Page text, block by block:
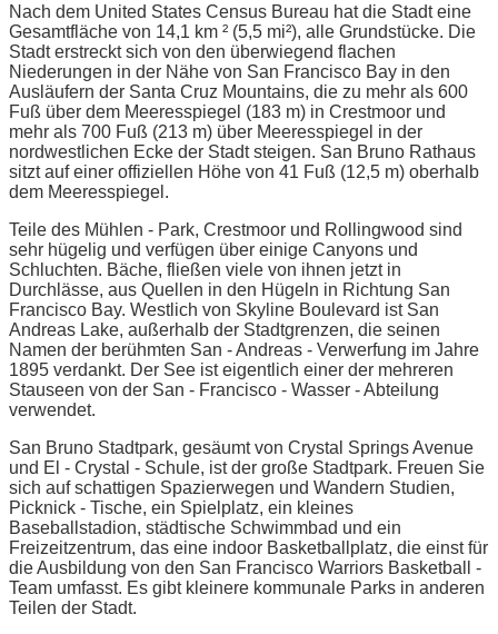
Nach dem United States Census Bureau hat die Stadt eine
Gesamtfläche von 14,1 km ² (5,5 mi²), alle Grundstücke. Die
Stadt erstreckt sich von den überwiegend flachen
Niederungen in der Nähe von San Francisco Bay in den
Ausläufern der Santa Cruz Mountains, die zu mehr als 600
Fuß über dem Meeresspiegel (183 m) in Crestmoor und
mehr als 700 Fuß (213 m) über Meeresspiegel in der
nordwestlichen Ecke der Stadt steigen. San Bruno Rathaus
sitzt auf einer offiziellen Höhe von 41 Fuß (12,5 m) oberhalb
dem Meeresspiegel.
Teile des Mühlen - Park, Crestmoor und Rollingwood sind
sehr hügelig und verfügen über einige Canyons und
Schluchten. Bäche, fließen viele von ihnen jetzt in
Durchlässe, aus Quellen in den Hügeln in Richtung San
Francisco Bay. Westlich von Skyline Boulevard ist San
Andreas Lake, außerhalb der Stadtgrenzen, die seinen
Namen der berühmten San - Andreas - Verwerfung im Jahre
1895 verdankt. Der See ist eigentlich einer der mehreren
Stauseen von der San - Francisco - Wasser - Abteilung
verwendet.
San Bruno Stadtpark, gesäumt von Crystal Springs Avenue
und El - Crystal - Schule, ist der große Stadtpark. Freuen Sie
sich auf schattigen Spazierwegen und Wandern Studien,
Picknick - Tische, ein Spielplatz, ein kleines
Baseballstadion, städtische Schwimmbad und ein
Freizeitzentrum, das eine indoor Basketballplatz, die einst für
die Ausbildung von den San Francisco Warriors Basketball -
Team umfasst. Es gibt kleinere kommunale Parks in anderen
Teilen der Stadt.